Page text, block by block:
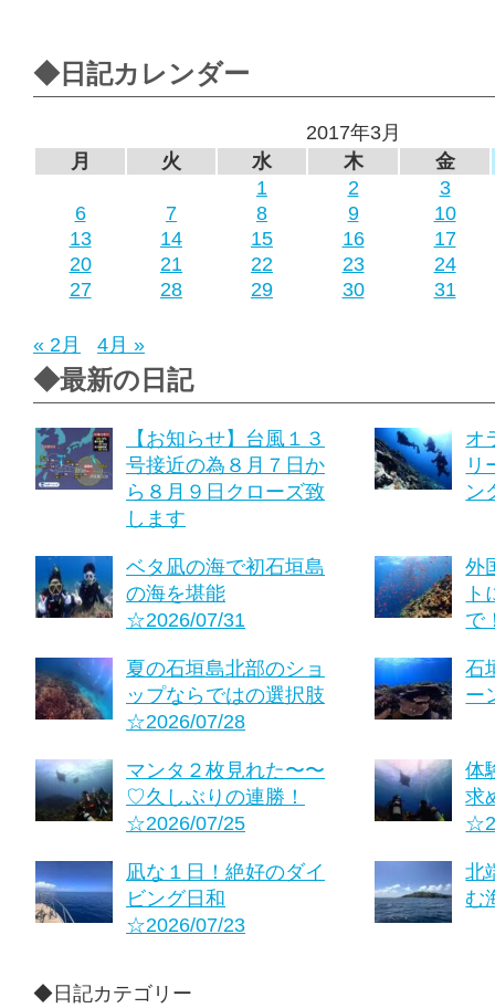
◆日記カレンダー
2017年3月
月
火 水 木
金
1
2
3
6
7 8 9
10
13
14 15 16
17
20
21 22 23
24
27
28 29 30 31
« 2月 4月 »
◆最新の日記
【お知らせ】台風１３
号接近の為８月７日か
ら８月９日クローズ致
します
オ
リ
ン
ベタ凪の海で初石垣島
の海を堪能
☆2026/07/31
外
で
夏の石垣島北部のショ
ップならではの選択肢
☆2026/07/28
石
ー
マンタ２枚見れた〜〜
♡久しぶりの連勝！
☆2026/07/25
体
求
凪な１日！絶好のダイ
ビング日和
☆2026/07/23
北
む
◆日記カテゴリー